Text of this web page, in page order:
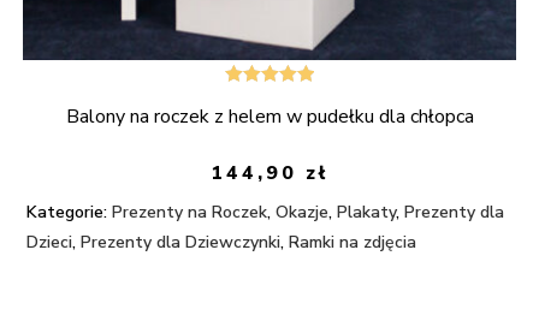
5.00na 5
Balony na roczek z helem w pudełku dla chłopca
144,90 zł
Kategorie: Prezenty na Roczek,Okazje,Plakaty,Prezenty dla
Dzieci,Prezenty dla Dziewczynki,Ramki na zdjęcia